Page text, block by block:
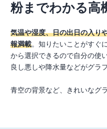
粉までわかる高
気温や湿度、日の出日の入り
報満載。知りたいことがすぐ
から選択できるので自分の使
良し悪しや降水量などがグラ
青空の背景など、きれいなグ